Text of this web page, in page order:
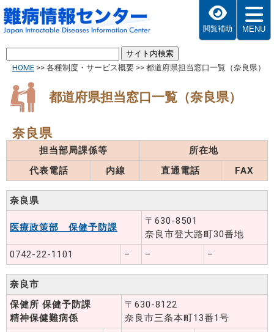
閲覧補助 MENU
HOME >> 各種制度・サービス概要 >> 都道府県担当窓口一覧（奈良県）
都道府県担当窓口一覧（奈良県）
奈良県
担当部局課係等
所在地
代表電話
内線 直通電話 FAX
奈良県
医療政策部 保健予防課
〒630-8501
奈良市登大路町30番地
0742-22-1101
– – –
奈良市
保健所 保健予防課
精神保健難病係
〒630-8122
奈良市三条本町13番1号